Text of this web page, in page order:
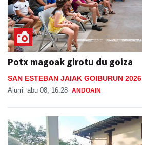
Potx magoak girotu du goiza
SAN ESTEBAN JAIAK GOIBURUN 2026
Aiurri abu 08, 16:28 ANDOAIN